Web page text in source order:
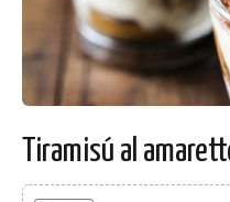
Tiramisú al